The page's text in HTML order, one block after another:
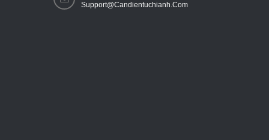
Support@candientuchianh.com